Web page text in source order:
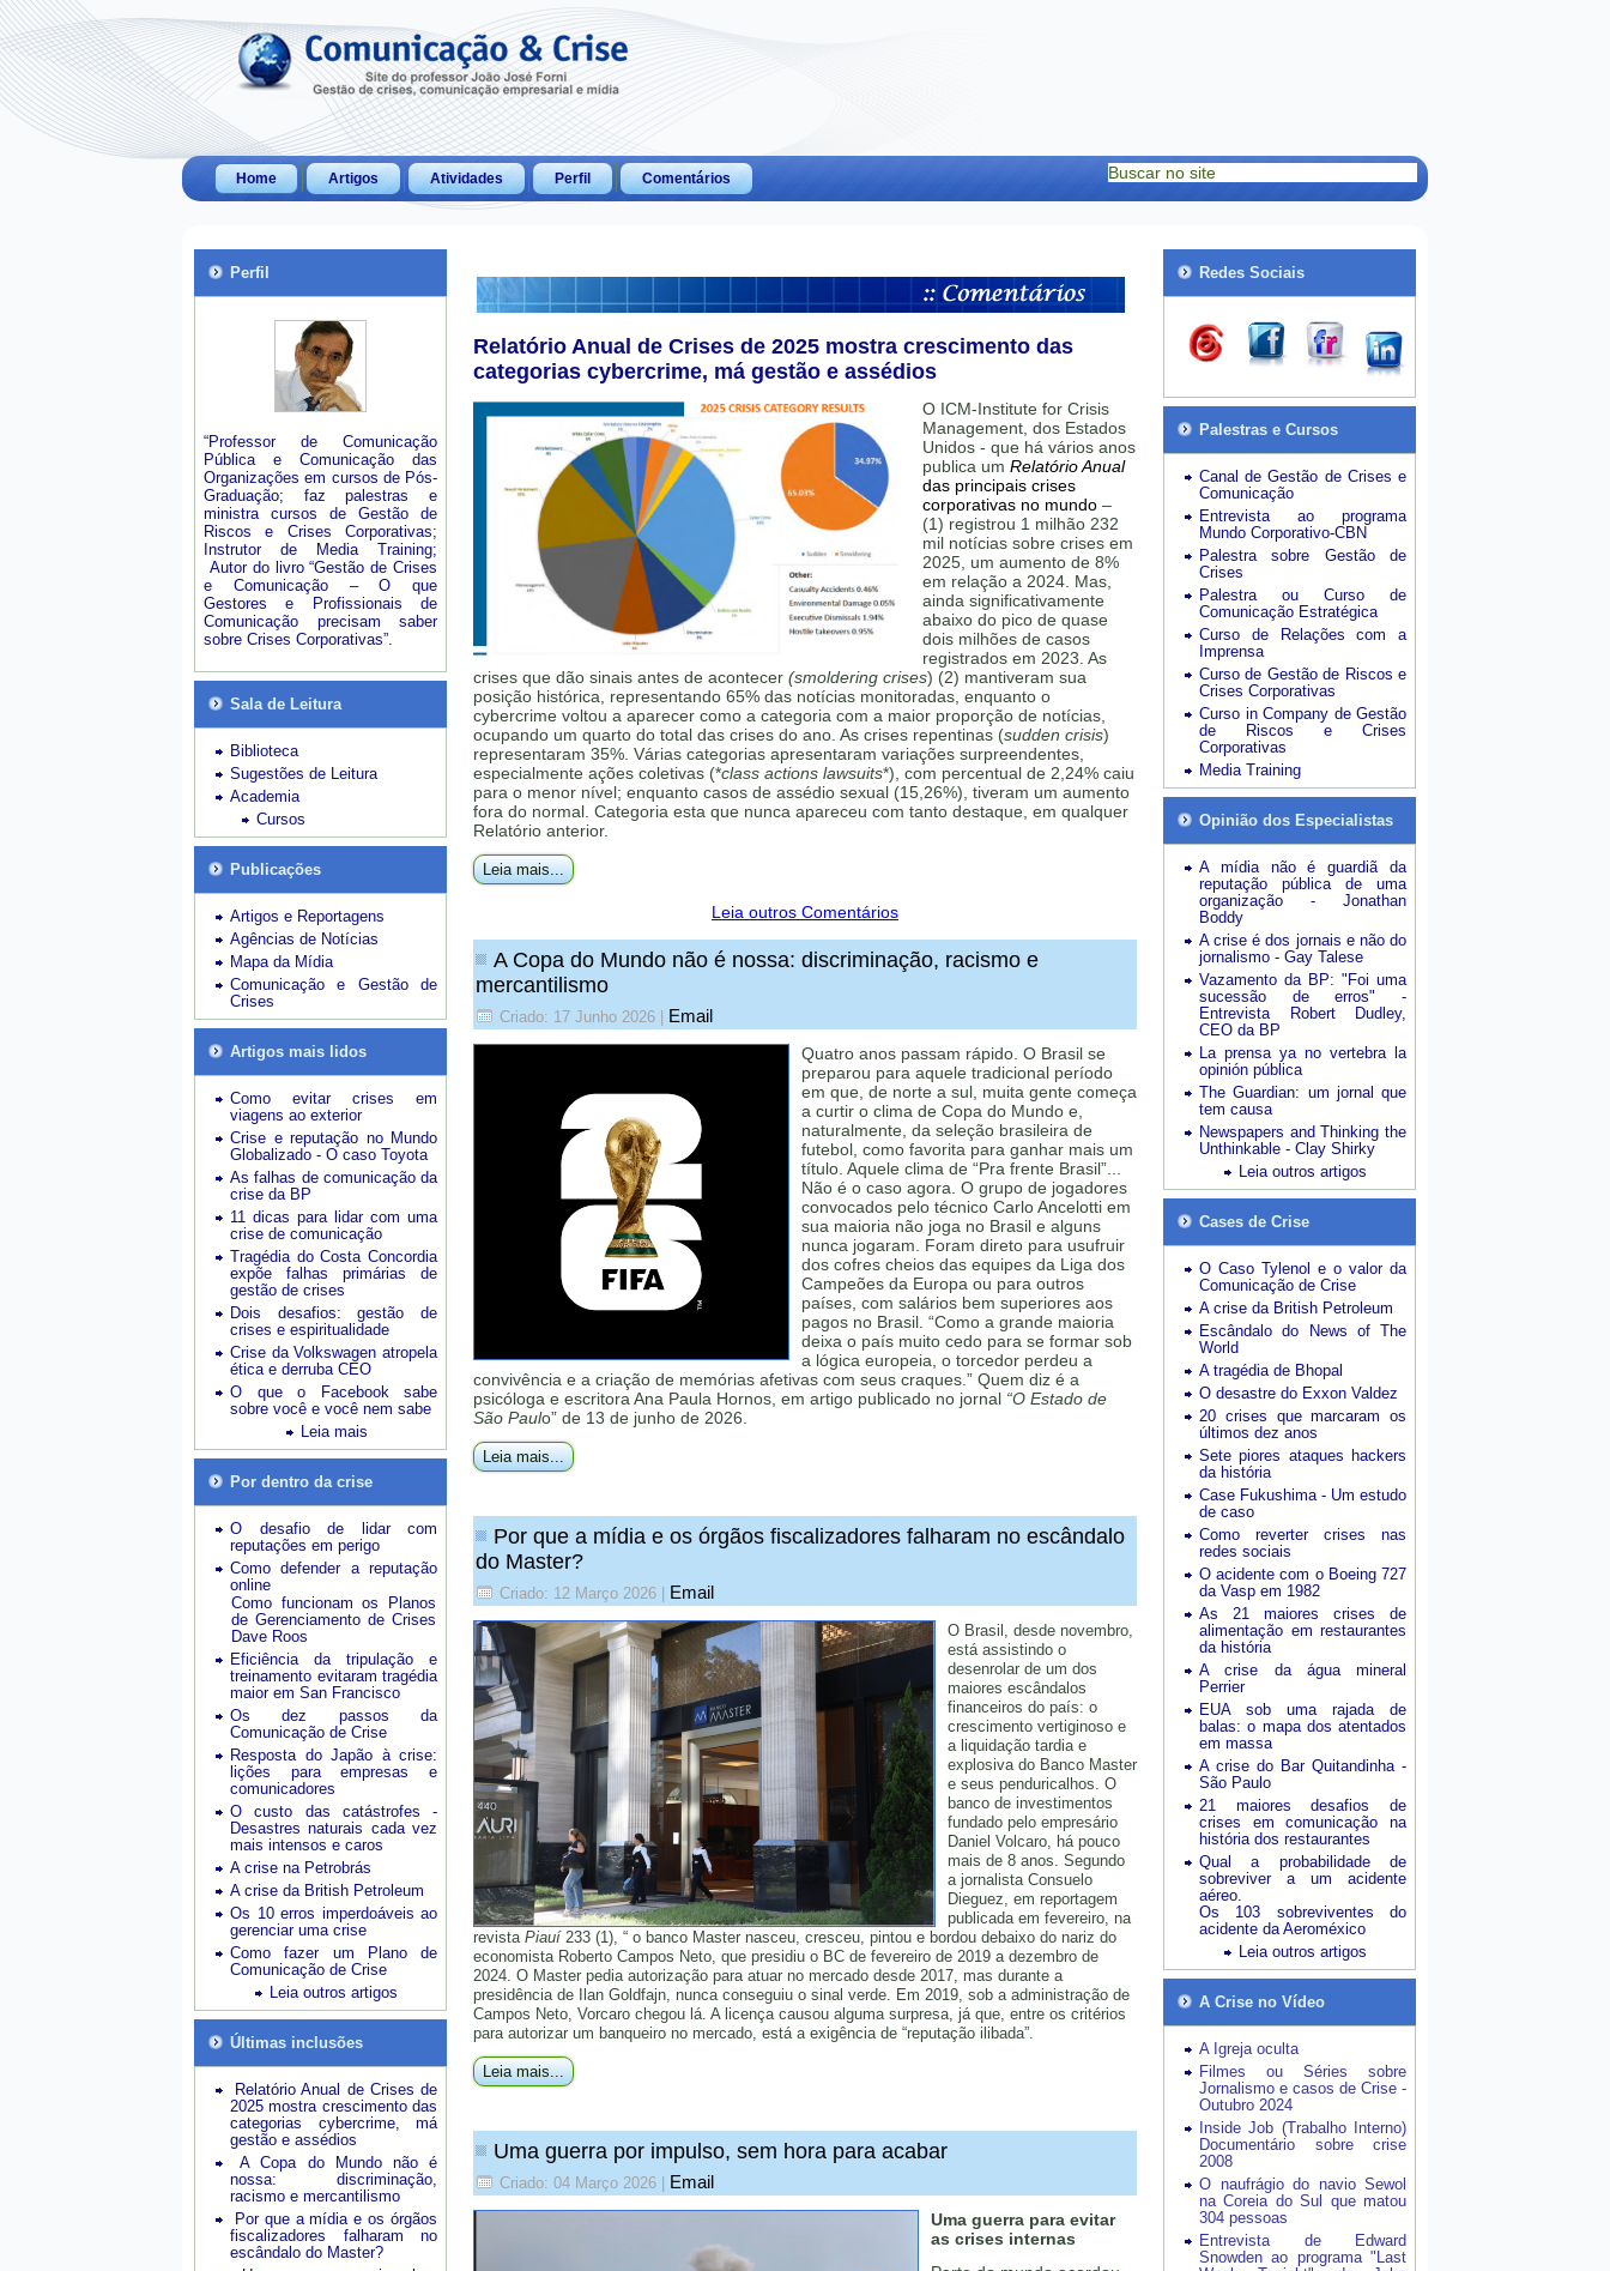
Home Artigos Atividades Perfil Comentários
Perfil
“Professor de Comunicação
Pública e Comunicação das
Organizações em cursos de Pós-
Graduação; faz palestras e
ministra cursos de Gestão de
Riscos e Crises Corporativas;
Instrutor de Media Training;
Autor do livro “Gestão de Crises
e Comunicação – O que
Gestores e Profissionais de
Comunicação precisam saber
sobre Crises Corporativas”.
Sala de Leitura
Biblioteca
Sugestões de Leitura
Academia
Cursos
Publicações
Artigos e Reportagens
Agências de Notícias
Mapa da Mídia
Comunicação e Gestão de
Crises
Artigos mais lidos
Como evitar crises em
viagens ao exterior
Crise e reputação no Mundo
Globalizado - O caso Toyota
As falhas de comunicação da
crise da BP
11 dicas para lidar com uma
crise de comunicação
Tragédia do Costa Concordia
expõe falhas primárias de
gestão de crises
Dois desafios: gestão de
crises e espiritualidade
Crise da Volkswagen atropela
ética e derruba CEO
O que o Facebook sabe
sobre você e você nem sabe
Leia mais
Por dentro da crise
O desafio de lidar com
reputações em perigo
Como defender a reputação
online
Como funcionam os Planos
de Gerenciamento de Crises
Dave Roos
Eficiência da tripulação e
treinamento evitaram tragédia
maior em San Francisco
Os dez passos da
Comunicação de Crise
Resposta do Japão à crise:
lições para empresas e
comunicadores
O custo das catástrofes -
Desastres naturais cada vez
mais intensos e caros
A crise na Petrobrás
A crise da British Petroleum
Os 10 erros imperdoáveis ao
gerenciar uma crise
Como fazer um Plano de
Comunicação de Crise
Leia outros artigos
Últimas inclusões
Relatório Anual de Crises de
2025 mostra crescimento das
categorias cybercrime, má
gestão e assédios
A Copa do Mundo não é
nossa: discriminação,
racismo e mercantilismo
Por que a mídia e os órgãos
fiscalizadores falharam no
escândalo do Master?
Relatório Anual de Crises de 2025 mostra crescimento das
categorias cybercrime, má gestão e assédios
O ICM-Institute for Crisis
Management, dos Estados
Unidos - que há vários anos
publica um Relatório Anual
das principais crises
corporativas no mundo –
(1) registrou 1 milhão 232
mil notícias sobre crises em
2025, um aumento de 8%
em relação a 2024. Mas,
ainda significativamente
abaixo do pico de quase
dois milhões de casos
registrados em 2023. As
crises que dão sinais antes de acontecer (smoldering crises) (2) mantiveram sua
posição histórica, representando 65% das notícias monitoradas, enquanto o
cybercrime voltou a aparecer como a categoria com a maior proporção de notícias,
ocupando um quarto do total das crises do ano. As crises repentinas (sudden crisis)
representaram 35%. Várias categorias apresentaram variações surpreendentes,
especialmente ações coletivas (*class actions lawsuits*), com percentual de 2,24% caiu
para o menor nível; enquanto casos de assédio sexual (15,26%), tiveram um aumento
fora do normal. Categoria esta que nunca apareceu com tanto destaque, em qualquer
Relatório anterior.
Leia mais...
Leia outros Comentários
A Copa do Mundo não é nossa: discriminação, racismo e
mercantilismo
Criado: 17 Junho 2026 Email
Quatro anos passam rápido. O Brasil se
preparou para aquele tradicional período
em que, de norte a sul, muita gente começa
a curtir o clima de Copa do Mundo e,
naturalmente, da seleção brasileira de
futebol, como favorita para ganhar mais um
título. Aquele clima de “Pra frente Brasil”...
Não é o caso agora. O grupo de jogadores
convocados pelo técnico Carlo Ancelotti em
sua maioria não joga no Brasil e alguns
nunca jogaram. Foram direto para usufruir
dos cofres cheios das equipes da Liga dos
Campeões da Europa ou para outros
países, com salários bem superiores aos
pagos no Brasil. “Como a grande maioria
deixa o país muito cedo para se formar sob
a lógica europeia, o torcedor perdeu a
convivência e a criação de memórias afetivas com seus craques.” Quem diz é a
psicóloga e escritora Ana Paula Hornos, em artigo publicado no jornal “O Estado de
São Paulo” de 13 de junho de 2026.
Leia mais...
Por que a mídia e os órgãos fiscalizadores falharam no escândalo
do Master?
Criado: 12 Março 2026 Email
O Brasil, desde novembro,
está assistindo o
desenrolar de um dos
maiores escândalos
financeiros do país: o
crescimento vertiginoso e
a liquidação tardia e
explosiva do Banco Master
e seus penduricalhos. O
banco de investimentos
fundado pelo empresário
Daniel Volcaro, há pouco
mais de 8 anos. Segundo
a jornalista Consuelo
Dieguez, em reportagem
publicada em fevereiro, na
revista Piauí233 (1), “ o banco Master nasceu, cresceu, pintou e bordou debaixo do nariz do
economista Roberto Campos Neto, que presidiu o BC de fevereiro de 2019 a dezembro de
2024. O Master pedia autorização para atuar no mercado desde 2017, mas durante a
presidência de Ilan Goldfajn, nunca conseguiu o sinal verde. Em 2019, sob a administração de
Campos Neto, Vorcaro chegou lá. A licença causou alguma surpresa, já que, entre os critérios
para autorizar um banqueiro no mercado, está a exigência de “reputação ilibada”.
Leia mais...
Uma guerra por impulso, sem hora para acabar
Criado: 04 Março 2026 Email
Uma guerra para evitar
as crises internas
Redes Sociais
Palestras e Cursos
Canal de Gestão de Crises e
Comunicação
Entrevista ao programa
Mundo Corporativo-CBN
Palestra sobre Gestão de
Crises
Palestra ou Curso de
Comunicação Estratégica
Curso de Relações com a
Imprensa
Curso de Gestão de Riscos e
Crises Corporativas
Curso in Company de Gestão
de Riscos e Crises
Corporativas
Media Training
Opinião dos Especialistas
A mídia não é guardiã da
reputação pública de uma
organização - Jonathan
Boddy
A crise é dos jornais e não do
jornalismo - Gay Talese
Vazamento da BP: "Foi uma
sucessão de erros" -
Entrevista Robert Dudley,
CEO da BP
La prensa ya no vertebra la
opinión pública
The Guardian: um jornal que
tem causa
Newspapers and Thinking the
Unthinkable - Clay Shirky
Leia outros artigos
Cases de Crise
O Caso Tylenol e o valor da
Comunicação de Crise
A crise da British Petroleum
Escândalo do News of The
World
A tragédia de Bhopal
O desastre do Exxon Valdez
20 crises que marcaram os
últimos dez anos
Sete piores ataques hackers
da história
Case Fukushima - Um estudo
de caso
Como reverter crises nas
redes sociais
O acidente com o Boeing 727
da Vasp em 1982
As 21 maiores crises de
alimentação em restaurantes
da história
A crise da água mineral
Perrier
EUA sob uma rajada de
balas: o mapa dos atentados
em massa
A crise do Bar Quitandinha -
São Paulo
21 maiores desafios de
crises em comunicação na
história dos restaurantes
Qual a probabilidade de
sobreviver a um acidente
aéreo.
Os 103 sobreviventes do
acidente da Aeroméxico
Leia outros artigos
A Crise no Vídeo
A Igreja oculta
Filmes ou Séries sobre
Jornalismo e casos de Crise -
Outubro 2024
Inside Job (Trabalho Interno)
Documentário sobre crise
2008
O naufrágio do navio Sewol
na Coreia do Sul que matou
304 pessoas
Entrevista de Edward
Snowden ao programa "Last